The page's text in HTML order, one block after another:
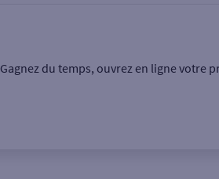
Gagnez du temps, ouvrez en ligne votre